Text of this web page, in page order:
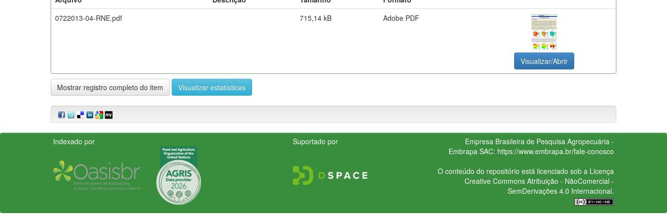
0722013-04-RNE.pdf
715,14 kB Adobe PDF
Visualizar/Abrir
Mostrar registro completo do item Visualizar estatísticas
Indexado por Suportado por
Empresa Brasileira de Pesquisa Agropecuária -
Embrapa SAC: https://www.embrapa.br/fale-conosco
O conteúdo do repositório está licenciado sob a Licença
Creative CommonsAtribuição - NãoComercial -
SemDerivações 4.0 Internacional.